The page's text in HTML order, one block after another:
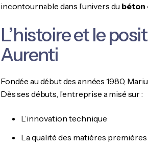
incontournable dans l’univers du béton
L’histoire et le
Aurenti
Fondée au début des années 1980,
Dès ses débuts, l’entreprise a misé sur :
L’innovation technique
La qualité des matières premières